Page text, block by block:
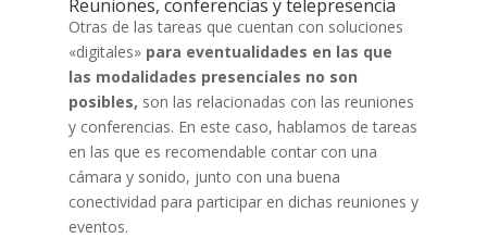
Reuniones, conferencias y telepresencia
Otras de las tareas que cuentan con soluciones
«digitales» para eventualidades en las que
las modalidades presenciales no son
posibles, son las relacionadas con las reuniones
y conferencias. En este caso, hablamos de tareas
en las que es recomendable contar con una
cámara y sonido, junto con una buena
conectividad para participar en dichas reuniones y
eventos.